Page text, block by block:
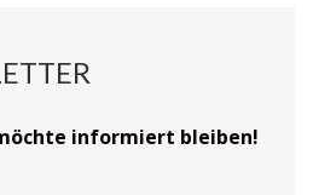
informiert bleiben!